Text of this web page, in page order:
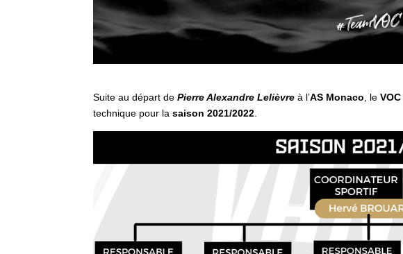
Suite au départ dePierre Alexandre Lelièvre à l’AS Monaco , leVOC
technique pour la saison 2021/2022